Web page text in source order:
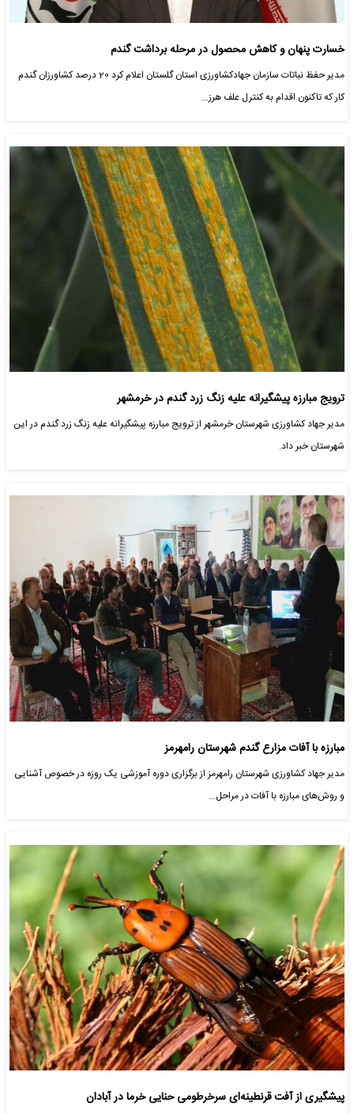
خسارت پنهان و کاهش محصول در مرحله برداشت گندم
مدیر حفظ نباتات سازمان جهادکشاورزی استان گلستان اعلام کرد 20 درصد کشاورزان گندم
کار که تاکنون اقدام به کنترل علف هرز…
ترویج مبارزه پیشگیرانه علیه زنگ زرد گندم در خرمشهر
مدیر جهاد کشاورزی شهرستان خرمشهر از ترویج مبارزه پیشگیرانه علیه زنگ زرد گندم در این
شهرستان خبر داد.
مبارزه با آفات مزارع گندم شهرستان رامهرمز
مدیر جهاد کشاورزی شهرستان رامهرمز از برگزاری دوره آموزشی یک روزه در خصوص آشنایی
و روش‌های مبارزه با آفات در مراحل…
پیشگیری از آفت قرنطینه‌ای سرخرطومی حنایی خرما در آبادان